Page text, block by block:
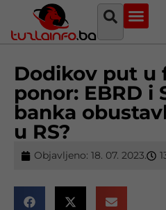
Dodikov put u
ponor: EBRD i
banka
u RS?
Objavljeno: 18. 07. 2023.